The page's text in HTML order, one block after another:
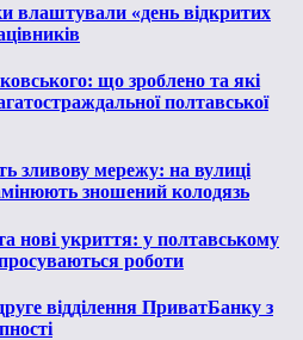
влаштували «день відкритих
що зроблено та які
полтавської
зливову мережу: на вулиці
зношений колодязь
нові укриття: у полтавському
роботи
відділення ПриватБанку з